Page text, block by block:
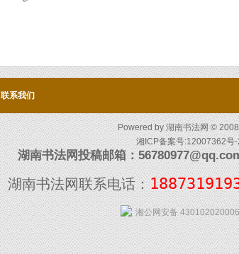
联系我们
Powered by 湖南书法网 ©
湘ICP备案号:12007362号-
湖南书法网投稿邮箱：
湖南书法网联系电话：
湘公网安备